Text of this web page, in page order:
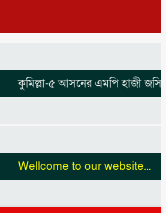
কুমিল্লা-৫ আসনের এমপি হাজী জসিম
Wellcome to our website...